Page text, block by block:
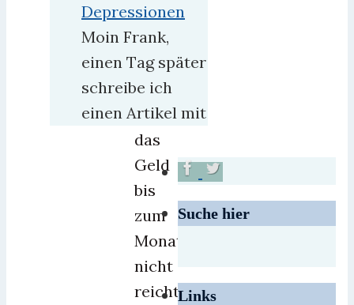
Vielleicht
merkt
man
auch,
daß
das
Geld
bis
zum
Monatsende
nicht
reicht
Depressionen
Moin Frank,
einen Tag später
schreibe ich
einen Artikel mit
Suche hier
Links